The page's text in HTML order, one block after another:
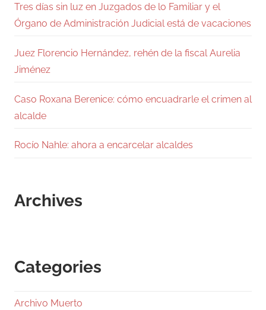
Tres días sin luz en Juzgados de lo Familiar y el
Órgano de Administración Judicial está de vacaciones
Juez Florencio Hernández, rehén de la fiscal Aurelia
Jiménez
Caso Roxana Berenice: cómo encuadrarle el crimen al
alcalde
Rocío Nahle: ahora a encarcelar alcaldes
Archives
Categories
Archivo Muerto